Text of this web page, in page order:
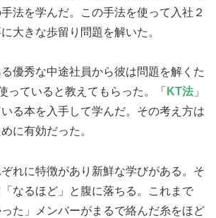
法を学んだ。この手法を使って入社２
大きな歩留り問題を解いた。
優秀な中途社員から彼は問題を解くた
っていると教えてもらった。「 KT法」
る本を入手して学んだ。その考え方は
に有効だった。
れに特徴があり新鮮な学びがある。そ
なるほど」と腹に落ちる。これまで
った」メンバーがまるで絡んだ糸をほど